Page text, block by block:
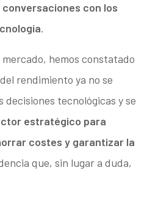
conversaciones con los
.
hemos constatado
rendimiento ya no se
tecnológicas y se
estratégico para
costes y garantizar la
que, sin lugar a duda,